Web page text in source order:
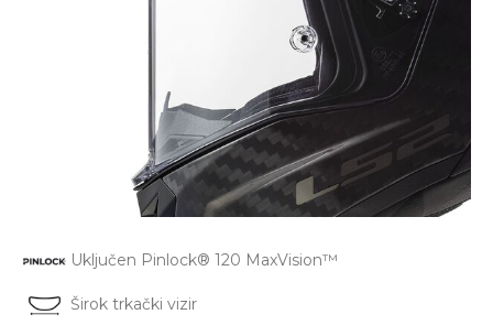
Uključen Pinlock® 120 MaxVision™
Širok trkački vizir